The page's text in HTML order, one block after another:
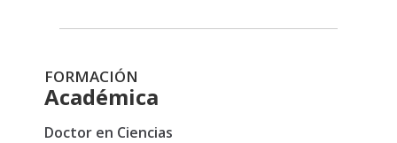
FORMACIÓN
Académica
Doctor en Ciencias